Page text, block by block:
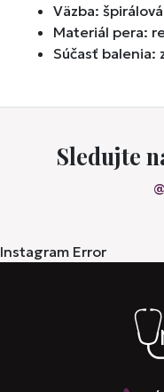
Väzba: špirálová
Materiál pera:
Súčasť balenia:
Sledujte
Instagram Error